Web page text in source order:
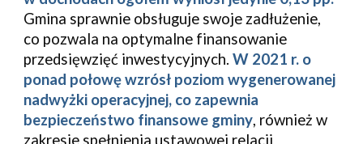
Gmina sprawnie obsługuje swoje zadłużenie,
co pozwala na optymalne finansowanie
przedsięwzięć inwestycyjnych. W 2021 r. o
ponad połowę wzrósł poziom wygenerowanej
nadwyżki operacyjnej, co zapewnia
bezpieczeństwo finansowe gminy, również w
zakresie spełnienia ustawowej relacji